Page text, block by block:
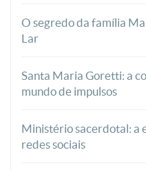
O segredo da família
Lar
Santa Maria Goretti: a
mundo de impulsos
Ministério sacerdotal: a
redes sociais